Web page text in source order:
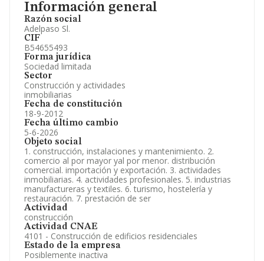
Información general
Razón social
Adelpaso Sl.
CIF
B54655493
Forma jurídica
Sociedad limitada
Sector
Construcción y actividades
inmobiliarias
Fecha de constitución
18-9-2012
Fecha último cambio
5-6-2026
Objeto social
1. construcción, instalaciones y mantenimiento. 2.
comercio al por mayor yal por menor. distribución
comercial. importación y exportación. 3. actividades
inmobiliarias. 4. actividades profesionales. 5. industrias
manufactureras y textiles. 6. turismo, hostelería y
restauración. 7. prestación de ser
Actividad
construcción
Actividad CNAE
4101 - Construcción de edificios residenciales
Estado de la empresa
Posiblemente inactiva